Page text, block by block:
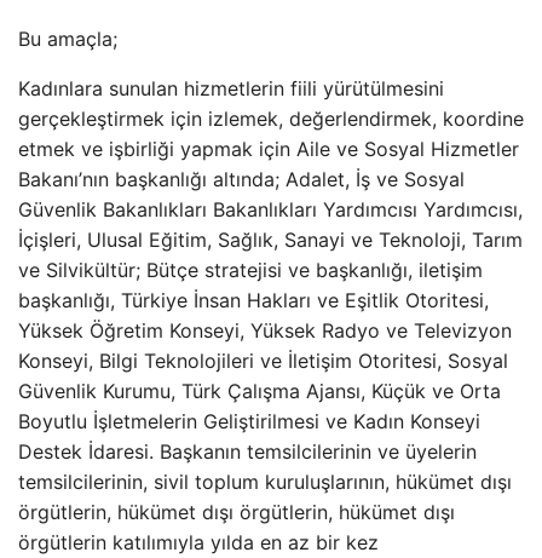
Bu amaçla;
Kadınlara sunulan hizmetlerin fiili yürütülmesini
gerçekleştirmek için izlemek, değerlendirmek, koordine
etmek ve işbirliği yapmak için Aile ve Sosyal Hizmetler
Bakanı’nın başkanlığı altında; Adalet, İş ve Sosyal
Güvenlik Bakanlıkları Bakanlıkları Yardımcısı Yardımcısı,
İçişleri, Ulusal Eğitim, Sağlık, Sanayi ve Teknoloji, Tarım
ve Silvikültür; Bütçe stratejisi ve başkanlığı, iletişim
başkanlığı, Türkiye İnsan Hakları ve Eşitlik Otoritesi,
Yüksek Öğretim Konseyi, Yüksek Radyo ve Televizyon
Konseyi, Bilgi Teknolojileri ve İletişim Otoritesi, Sosyal
Güvenlik Kurumu, Türk Çalışma Ajansı, Küçük ve Orta
Boyutlu İşletmelerin Geliştirilmesi ve Kadın Konseyi
Destek İdaresi. Başkanın temsilcilerinin ve üyelerin
temsilcilerinin, sivil toplum kuruluşlarının, hükümet dışı
örgütlerin, hükümet dışı örgütlerin, hükümet dışı
örgütlerin katılımıyla yılda en az bir kez